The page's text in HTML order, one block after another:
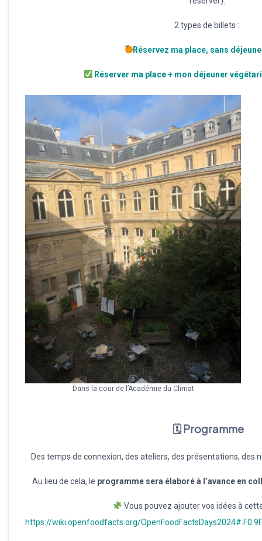
2 types de billets :
Réservez ma place, sans
Réserver ma place + mon déjeuner
Dans la cour de l’Académie du Climat
🗓Programme
Des temps de connexion, des ateliers, des présentations, des
Au lieu de cela, le programme sera élaboré à l’avance en
Vous pouvez ajouter vos idées à
https://wiki.openfoodfacts.org/